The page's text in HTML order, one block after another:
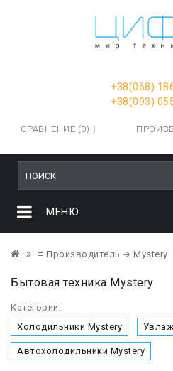
+38(068)
+38(093)
СРАВНЕНИЕ (0)
МЕНЮ
≡ Производитель ➔ Mystery
Бытовая техника Mystery
Категории:
Холодильники Mystery
Автохолодильники Mystery